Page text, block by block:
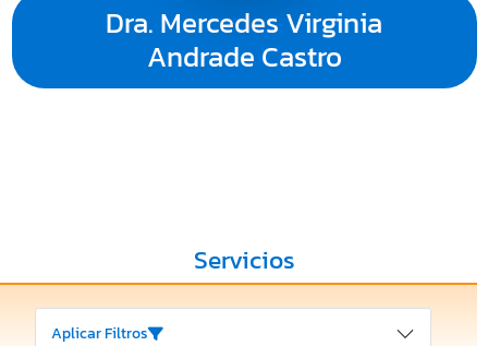
Dra. Mercedes Virginia
Andrade Castro
Servicios
Aplicar Filtros